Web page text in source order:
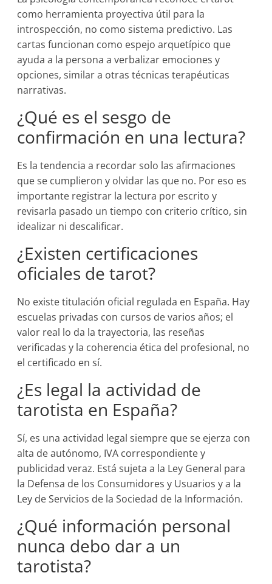
como herramienta proyectiva útil para la
introspección, no como sistema predictivo. Las
cartas funcionan como espejo arquetípico que
ayuda a la persona a verbalizar emociones y
opciones, similar a otras técnicas terapéuticas
narrativas.
¿Qué es el sesgo de
confirmación en una lectura?
Es la tendencia a recordar solo las afirmaciones
que se cumplieron y olvidar las que no. Por eso es
importante registrar la lectura por escrito y
revisarla pasado un tiempo con criterio crítico, sin
idealizar ni descalificar.
¿Existen certificaciones
oficiales de tarot?
No existe titulación oficial regulada en España. Hay
escuelas privadas con cursos de varios años; el
valor real lo da la trayectoria, las reseñas
verificadas y la coherencia ética del profesional, no
el certificado en sí.
¿Es legal la actividad de
tarotista en España?
Sí, es una actividad legal siempre que se ejerza con
alta de autónomo, IVA correspondiente y
publicidad veraz. Está sujeta a la Ley General para
la Defensa de los Consumidores y Usuarios y a la
Ley de Servicios de la Sociedad de la Información.
¿Qué información personal
nunca debo dar a un
tarotista?